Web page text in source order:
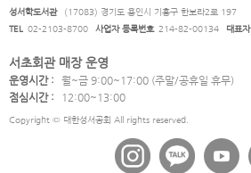
성서학도서관
(17083) 경기도 용인시 기흥구 한보라2로 197
TEL 02-2103-8700 사업자 등록번호 214-82-00134 대표자
서초회관 매장 운영
운영시간 :
월~금 9:00~17:00 (주말/공휴일 휴무)
점심시간 :
12:00~13:00
Copyright © 대한성서공회 All rights reserved.